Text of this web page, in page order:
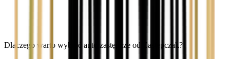
Dlaczego warto wybrać auto zastępcze od Zastępczak?